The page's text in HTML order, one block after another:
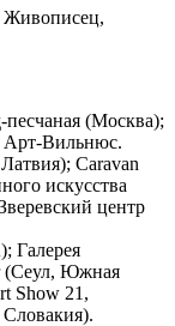
Живописец,
песчаная (Москва);
Арт-Вильнюс.
Caravan
искусства
центр
Галерея
(Сеул, Южная
Show 21,